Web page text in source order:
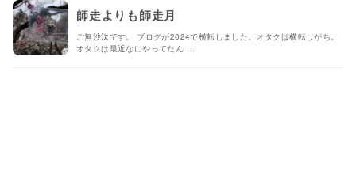
師走よりも師走月
ご無沙汰です。 ブログが2024で横転しました。オタクは横転しがち。
オタクは最近なにやってたん …